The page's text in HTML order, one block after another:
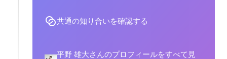
共通の知り合いを確認する
平野 雄大さんのプロフィールをすべて見